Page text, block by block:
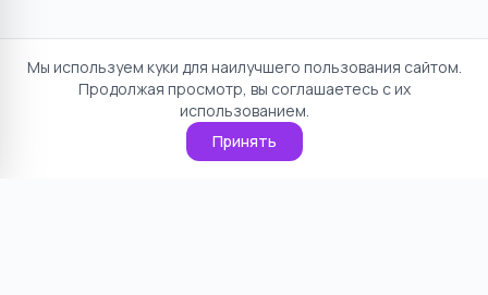
Мы используем куки для наилучшего пользования сайтом.
Продолжая просмотр, вы соглашаетесь с их
использованием.
Принять